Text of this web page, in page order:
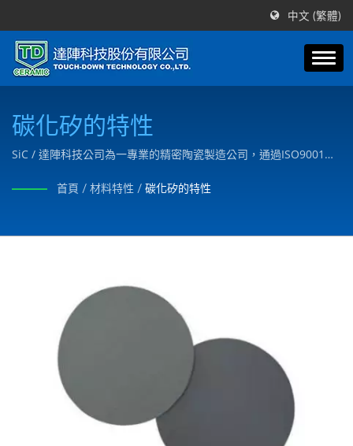
中文 (繁體)
碳化矽的特性
SiC / 達陣科技公司為一專業的精密陶瓷製造公司，通過ISO9001認
首頁 / 材料特性 / 碳化矽的特性